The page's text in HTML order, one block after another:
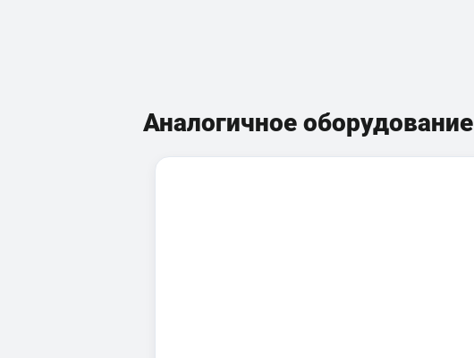
Аналогичное оборудование